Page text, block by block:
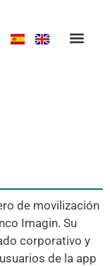
de movilización
Imagin. Su
corporativo y
de la app